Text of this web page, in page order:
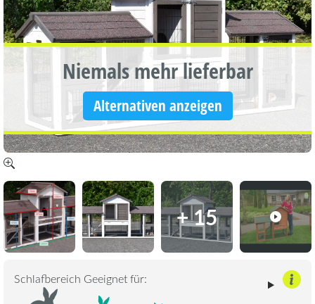
Niemals mehr lieferbar
Alternativen anzeigen
+ 15
Schlafbereich Geeignet für: